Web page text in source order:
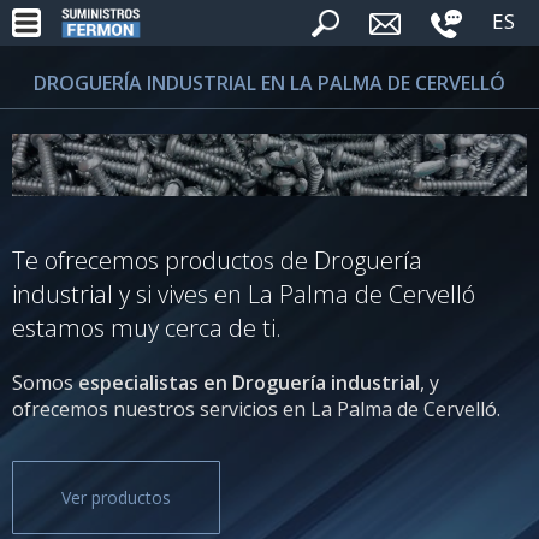
ES
DROGUERÍA INDUSTRIAL EN LA PALMA DE CERVELLÓ
Te ofrecemos productos de Droguería
industrial y si vives en La Palma de Cervelló
estamos muy cerca de ti.
Somosespecialistas en Droguería industrial, y
ofrecemos nuestros servicios en La Palma de Cervelló.
Ver productos